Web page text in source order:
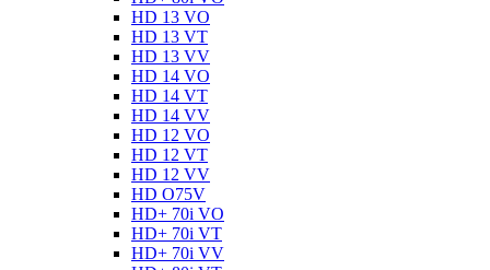
HD 13 VO
HD 13 VT
HD 13 VV
HD 14 VO
HD 14 VT
HD 14 VV
HD 12 VO
HD 12 VT
HD 12 VV
HD O75V
HD+ 70i VO
HD+ 70i VT
HD+ 70i VV